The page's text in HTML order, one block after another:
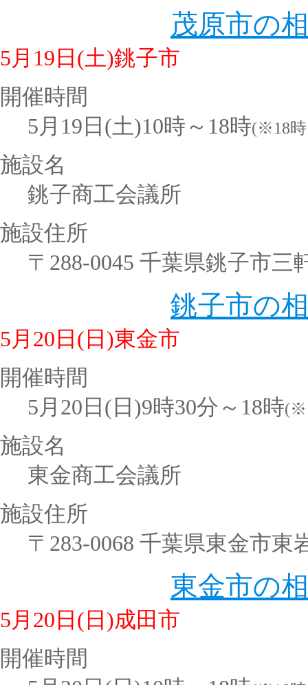
茂原市の
5月19日(土)銚子市
開催時間
5月19日(土)10時～18時(※18時
施設名
銚子商工会議所
施設住所
〒288-0045 千葉県銚子市三
銚子市の
5月20日(日)東金市
開催時間
5月20日(日)9時30分～18時
施設名
東金商工会議所
施設住所
〒283-0068 千葉県東金市東
東金市の
5月20日(日)成田市
開催時間